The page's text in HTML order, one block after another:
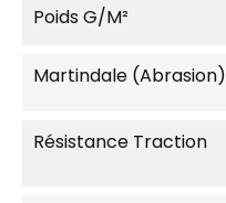
Poids G/m²
Martindale (Abrasion)
Résistance Traction